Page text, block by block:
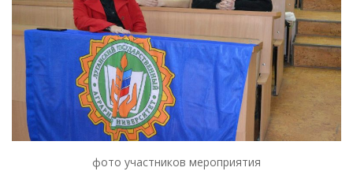
фото участников мероприятия